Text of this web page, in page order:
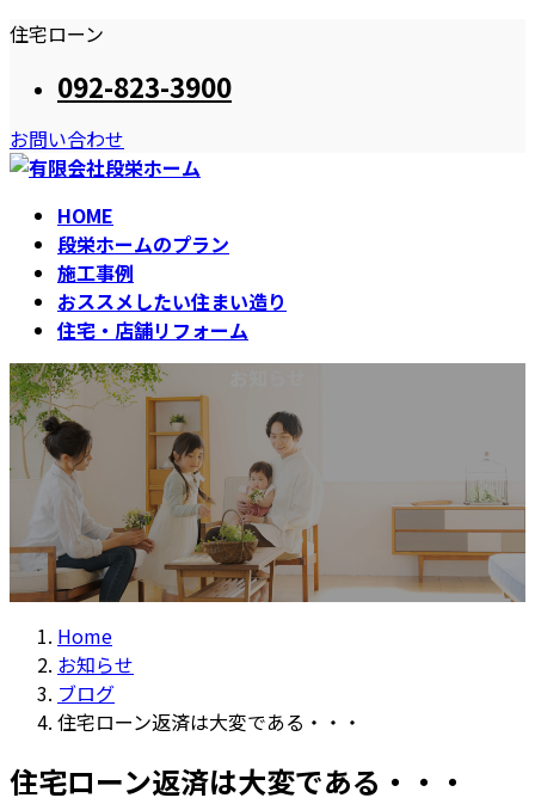
コ
ツ
へ
ナ
シ
ョ
住宅ローン
092-823-3900
お問い合わせ
HOME
段栄ホームのプラン
施工事例
おススメしたい住まい造り
住宅・店舗リフォーム
Home
お知らせ
ブログ
住宅ローン返済は大変である・・・
住宅ローン返済は大変である・・・